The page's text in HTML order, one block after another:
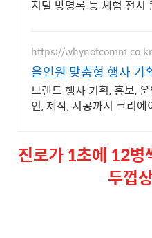
지털 방명록 등 체험 전시
합니다.
https://whynotcomm.co.kr
올인원 맞춤형 행사 기
브랜드 행사 기획, 홍보,
인, 제작, 시공까지 크리에
낫 입니다.
진로가 1초에 12병
두껍